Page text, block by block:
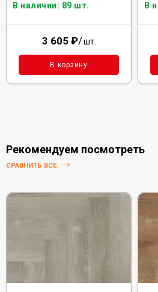
В наличии: 89 шт.
3 605 ₽/шт.
В корзину
В
Рекомендуем посмотреть
СРАВНИТЬ ВСЕ